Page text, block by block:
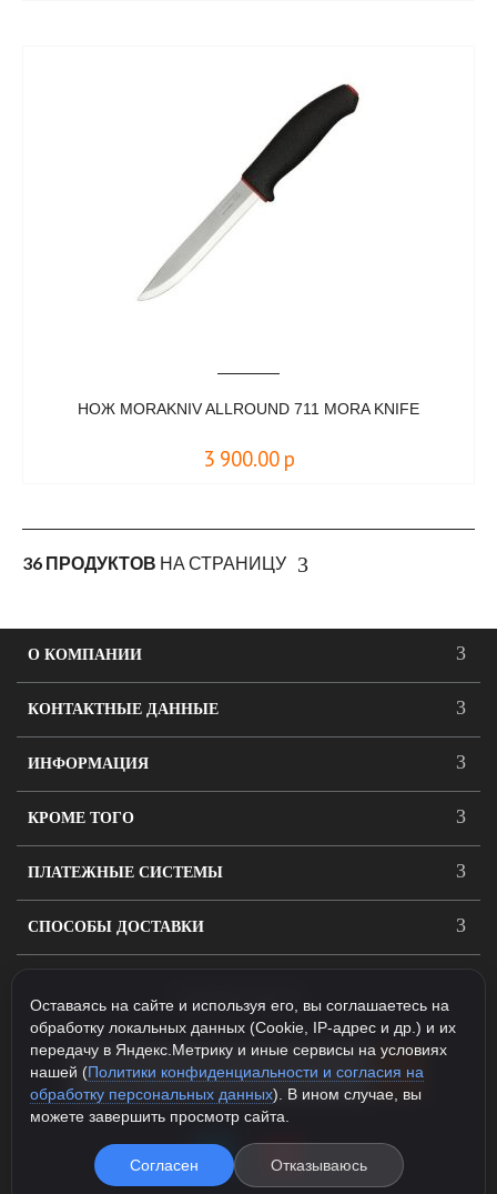
НОЖ MORAKNIV ALLROUND 711 MORA KNIFE
3 900.00 р
36 ПРОДУКТОВ НА СТРАНИЦУ
О КОМПАНИИ
КОНТАКТНЫЕ ДАННЫЕ
ИНФОРМАЦИЯ
КРОМЕ ТОГО
ПЛАТЕЖНЫЕ СИСТЕМЫ
СПОСОБЫ ДОСТАВКИ
Оставаясь на сайте и используя его, вы соглашаетесь на
обработку локальных данных (Cookie, IP-адрес и др.) и их
передачу в Яндекс.Метрику и иные сервисы на условиях
нашей (Политики конфиденциальности и согласия на
обработку персональных данных). В ином случае, вы
можете завершить просмотр сайта.
Согласен Отказываюсь